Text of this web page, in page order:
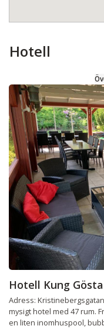
Hotell
Hotell Kung Gösta
Adress:
mysigt hotel med 47 rum.
en liten inomhuspool,